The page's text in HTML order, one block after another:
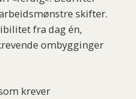
skifter.
fra dag én,
ombygginger
krever